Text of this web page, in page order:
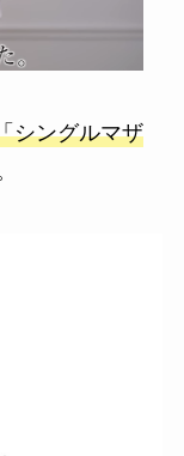
シングルマザ